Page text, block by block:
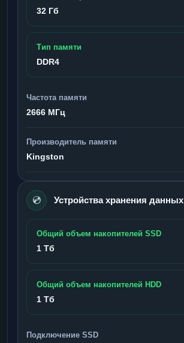
32 Гб
Тип памяти
DDR4
Частота памяти
2666 МГц
Производитель памяти
Kingston
💿 Устройства хранения данных
Общий объем накопителей SSD
1 Тб
Общий объем накопителей HDD
1 Тб
Подключение SSD